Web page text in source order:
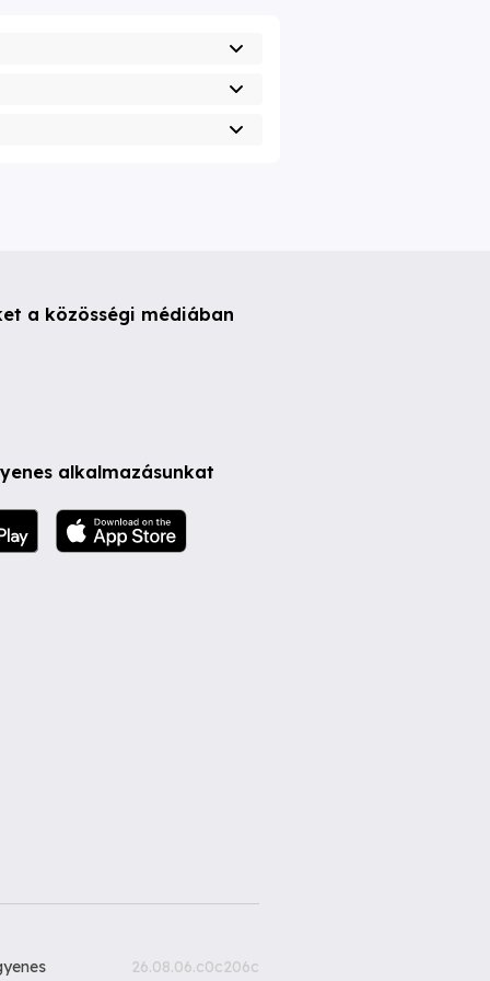
a közösségi médiában
alkalmazásunkat
26.08.06.c0c206c